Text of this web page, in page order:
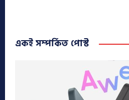
একই সম্পর্কিত পোস্ট